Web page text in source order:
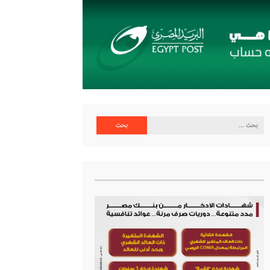
البحث